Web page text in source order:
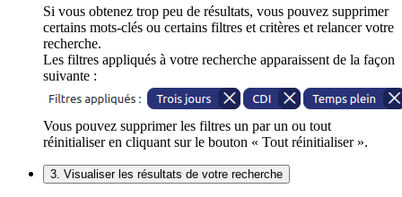
Si vous obtenez trop peu de résultats, vous pouvez supprimer
certains mots-clés ou certains filtres et critères et relancer votre
recherche.
Les filtres appliqués à votre recherche apparaissent de la façon
suivante :
Vous pouvez supprimer les filtres un par un ou tout
réinitialiser en cliquant sur le bouton « Tout réinitialiser ».
3. Visualiser les résultats de votre recherche